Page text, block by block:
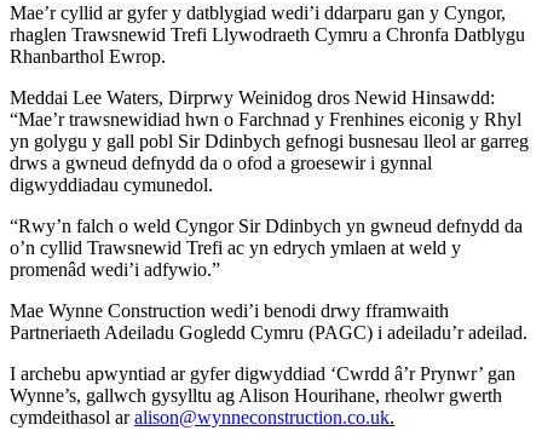
Mae’r cyllid ar gyfer y datblygiad wedi’i ddarparu gan y Cyngor,
rhaglen Trawsnewid Trefi Llywodraeth Cymru a Chronfa Datblygu
Rhanbarthol Ewrop.
Meddai Lee Waters, Dirprwy Weinidog dros Newid Hinsawdd:
“Mae’r trawsnewidiad hwn o Farchnad y Frenhines eiconig y Rhyl
yn golygu y gall pobl Sir Ddinbych gefnogi busnesau lleol ar garreg
drws a gwneud defnydd da o ofod a groesewir i gynnal
digwyddiadau cymunedol.
“Rwy’n falch o weld Cyngor Sir Ddinbych yn gwneud defnydd da
o’n cyllid Trawsnewid Trefi ac yn edrych ymlaen at weld y
promenâd wedi’i adfywio.”
Mae Wynne Construction wedi’i benodi drwy fframwaith
Partneriaeth Adeiladu Gogledd Cymru (PAGC) i adeiladu’r adeilad.
I archebu apwyntiad ar gyfer digwyddiad ‘Cwrdd â’r Prynwr’ gan
Wynne’s, gallwch gysylltu ag Alison Hourihane, rheolwr gwerth
cymdeithasol aralison@wynneconstruction.co.uk.